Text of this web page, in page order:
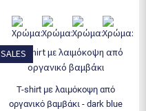
SALES
t-shirt με λαιμόκοψη από
οργανικό βαμβάκι - dark blue